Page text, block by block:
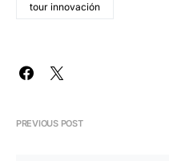
tour innovación
PREVIOUS POST